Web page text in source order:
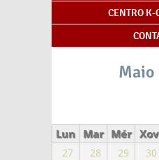
CENTRO K-
Maio
Lun Mar Mér Xov
27 28 29 30